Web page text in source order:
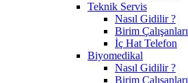
Teknik Servis
Nasıl Gidilir ?
Birim Çalışanları
İç Hat Telefon
Biyomedikal
Nasıl Gidilir ?
Birim Çalışanları